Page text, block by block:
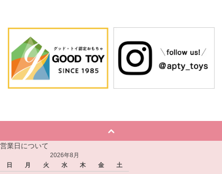
営業日について
2026年8月
日
月 火 水 木 金
土